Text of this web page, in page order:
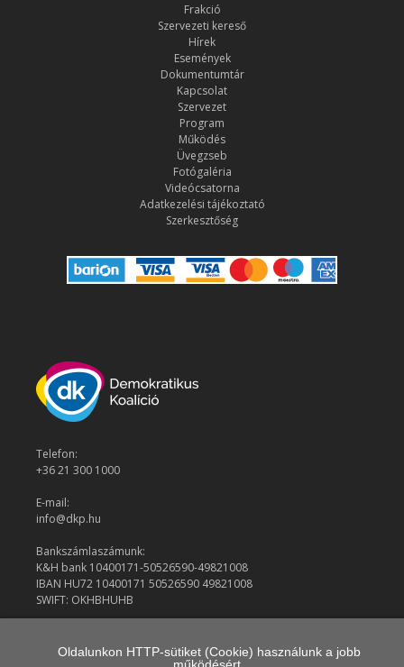
Frakció
Szervezeti kereső
Hírek
Események
Dokumentumtár
Kapcsolat
Szervezet
Program
Működés
Üvegzseb
Fotógaléria
Videócsatorna
Adatkezelési tájékoztató
Szerkesztőség
Telefon:
+36 21 300 1000
E-mail:
info@dkp.hu
Bankszámlaszámunk:
K&H bank 10400171-50526590-49821008
IBAN HU72 10400171 50526590 49821008
SWIFT: OKHBHUHB
© 2026 Demokratikus Koalíció
Oldalunkon HTTP-sütiket (Cookie) használunk a jobb